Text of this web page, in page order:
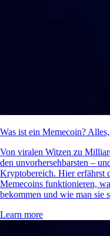
Was ist ein Memecoin?
Von viralen Witzen zu
den unvorhersehbarsten –
Kryptobereich. Hier erfährst
Memecoins funktionieren,
bekommen und wie man sie
Learn more